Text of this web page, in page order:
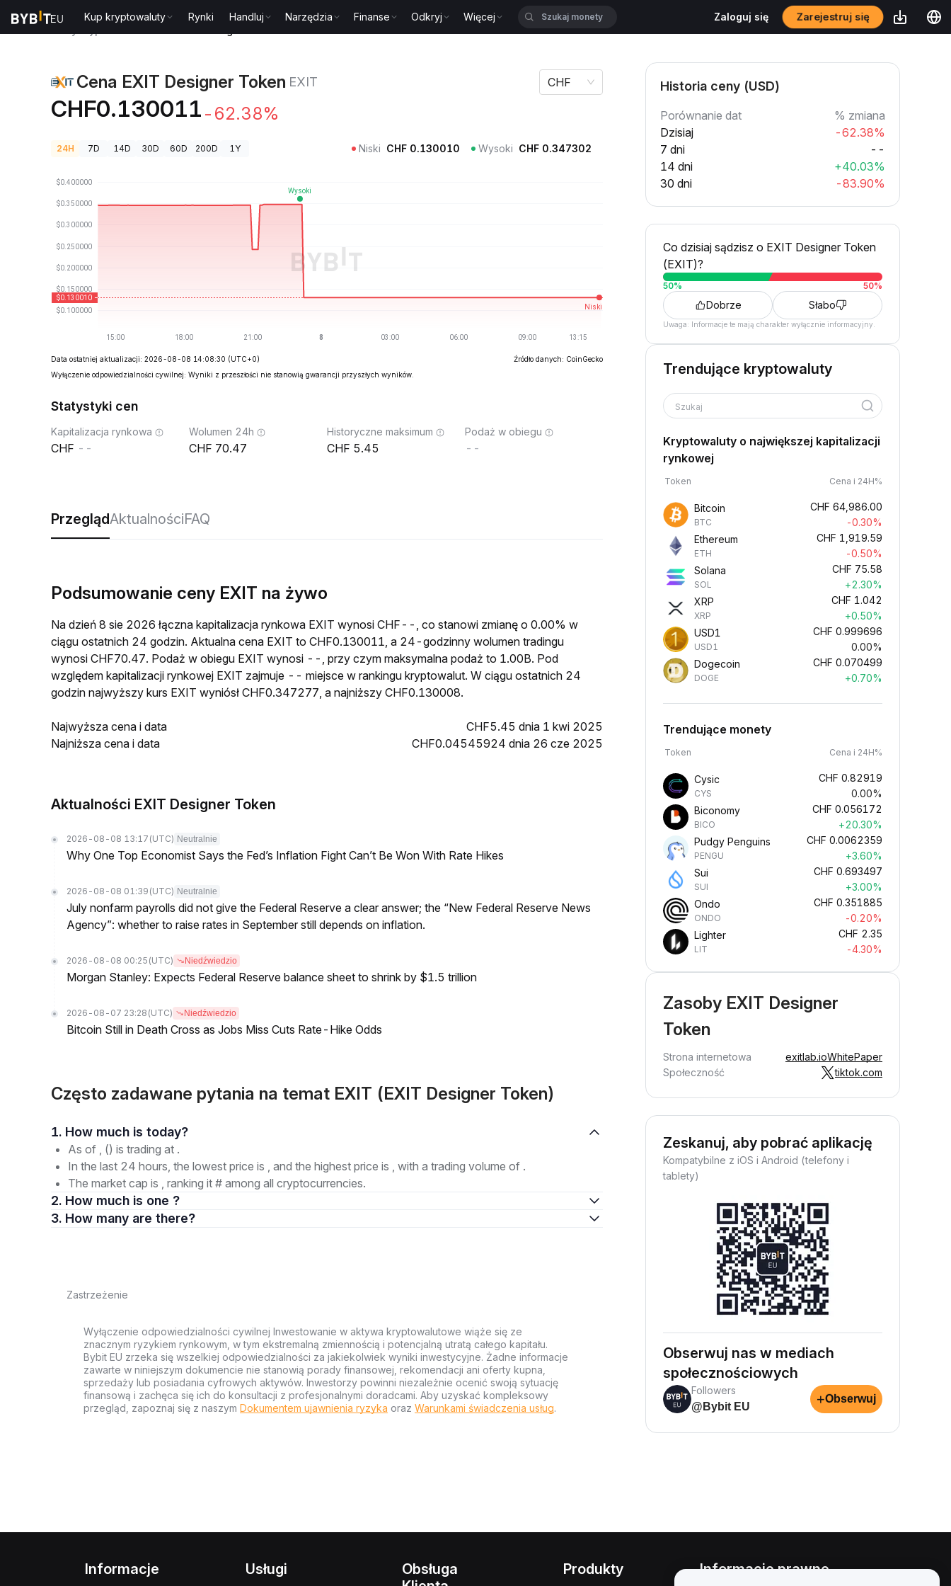
Kup kryptowaluty Rynki Handluj Narzędzia Finanse Odkryj Więcej Zaloguj się Zarejestruj się
Cena EXIT Designer Token EXIT
CHF0.130011 -62.38%
CHF
24H 7D 14D 30D 60D 200D 1Y Niski CHF 0.130010 Wysoki CHF 0.347302
Data ostatniej aktualizacji: 2026-08-08 14:08:30 (UTC+0)
Źródło danych: CoinGecko
Wyłączenie odpowiedzialności cywilnej: Wyniki z przeszłości nie stanowią gwarancji przyszłych wyników.
Statystyki cen
Kapitalizacja rynkowa
--
Wolumen 24h
70.47
Historyczne maksimum
5.45
Podaż w obiegu
--
PrzeglądAktualnościFAQ
Podsumowanie ceny EXIT na żywo
Na dzień 8 sie 2026 łączna kapitalizacja rynkowa EXIT wynosi CHF--, co stanowi zmianę o 0.00% w
ciągu ostatnich 24 godzin. Aktualna cena EXIT to CHF0.130011, a 24-godzinny wolumen tradingu
wynosi CHF70.47. Podaż w obiegu EXIT wynosi --, przy czym maksymalna podaż to 1.00B. Pod
względem kapitalizacji rynkowej EXIT zajmuje -- miejsce w rankingu kryptowalut. W ciągu ostatnich 24
godzin najwyższy kurs EXIT wyniósł CHF0.347277, a najniższy CHF0.130008.
Najwyższa cena i data
CHF5.45 dnia 1 kwi 2025
Najniższa cena i data
CHF0.04545924 dnia 26 cze 2025
Aktualności EXIT Designer Token
2026-08-08 13:17 (UTC) Neutralnie
Why One Top Economist Says the Fed’s Inflation Fight Can’t Be Won With Rate Hikes
2026-08-08 01:39 (UTC) Neutralnie
July nonfarm payrolls did not give the Federal Reserve a clear answer; the “New Federal Reserve News
Agency”: whether to raise rates in September still depends on inflation.
2026-08-08 00:25 (UTC) Niedźwiedzio
Morgan Stanley: Expects Federal Reserve balance sheet to shrink by $1.5 trillion
2026-08-07 23:28 (UTC) Niedźwiedzio
Bitcoin Still in Death Cross as Jobs Miss Cuts Rate-Hike Odds
Często zadawane pytania na temat EXIT (EXIT Designer Token)
1. How much is today?
As of , () is trading at .
In the last 24 hours, the lowest price is , and the highest price is , with a trading volume of .
The market cap is , ranking it # among all cryptocurrencies.
2. How much is one ?
3. How many are there?
Zastrzeżenie
Wyłączenie odpowiedzialności cywilnej Inwestowanie w aktywa kryptowalutowe wiąże się ze
znacznym ryzykiem rynkowym, w tym ekstremalną zmiennością i potencjalną utratą całego kapitału.
Bybit EU zrzeka się wszelkiej odpowiedzialności za jakiekolwiek wyniki inwestycyjne. Żadne informacje
zawarte w niniejszym dokumencie nie stanowią porady finansowej, rekomendacji ani oferty kupna,
sprzedaży lub posiadania cyfrowych aktywów. Inwestorzy powinni niezależnie ocenić swoją sytuację
finansową i zachęca się ich do konsultacji z profesjonalnymi doradcami. Aby uzyskać kompleksowy
przegląd, zapoznaj się z naszym Dokumentem ujawnienia ryzyka oraz Warunkami świadczenia usług.
Historia ceny (USD)
Porównanie dat
% zmiana
Dzisiaj
-62.38%
7 dni
--
14 dni
+40.03%
30 dni
-83.90%
Co dzisiaj sądzisz o EXIT Designer Token
(EXIT)?
50% 50%
Dobrze Słabo
Uwaga: Informacje te mają charakter wyłącznie informacyjny.
Trendujące kryptowaluty
Szukaj
Kryptowaluty o największej kapitalizacji
rynkowej
Token Cena i 24H%
Bitcoin
BTC
CHF 64,986.00
-0.30%
Ethereum
ETH
CHF 1,919.59
-0.50%
Solana
SOL
CHF 75.58
+2.30%
XRP
XRP
CHF 1.042
+0.50%
USD1
USD1
CHF 0.999696
0.00%
Dogecoin
DOGE
CHF 0.070499
+0.70%
Trendujące monety
Token Cena i 24H%
Cysic
CYS
CHF 0.82919
0.00%
Biconomy
BICO
CHF 0.056172
+20.30%
Pudgy Penguins
PENGU
CHF 0.0062359
+3.60%
Sui
SUI
CHF 0.693497
+3.00%
Ondo
ONDO
CHF 0.351885
-0.20%
Lighter
LIT
CHF 2.35
-4.30%
Zasoby EXIT Designer
Token
Strona internetowa exitlab.ioWhitePaper
Społeczność
tiktok.com
Zeskanuj, aby pobrać aplikację
Kompatybilne z iOS i Android (telefony i
tablety)
Obserwuj nas w mediach
społecznościowych
Followers
@Bybit EU
+Obserwuj
Informacje Usługi
Obsługa
Produkty Informacje prawne